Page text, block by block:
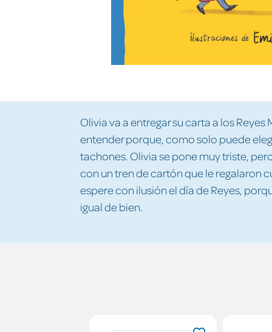
Olivia va a entregar su carta a los Reyes
entender porque, como solo puede
tachones. Olivia se pone muy triste,
con un tren de cartón que le regalaron
espere con ilusión el día de Reyes,
igual de bien.